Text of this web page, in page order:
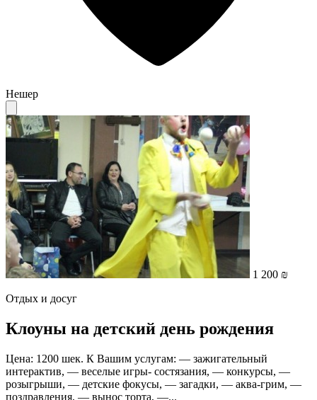
Нешер
1 200 ₪
Отдых и досуг
Клоуны на детский день рождения
Цена: 1200 шек. К Вашим услугам: — зажигательный
интерактив, — веселые игры- состязания, — конкурсы, —
розыгрыши, — детские фокусы, — загадки, — аква-грим, —
поздравления, — вынос торта, —...